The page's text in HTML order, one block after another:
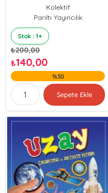
Kolektif
Parıltı Yayıncılık
Stok : 1+
₺200,00
₺140,00
%30
Sepete Ekle